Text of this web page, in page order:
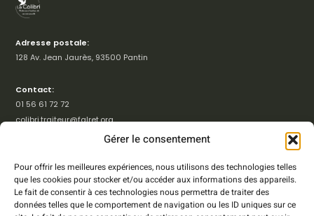
Gérer le consentement
Pour offrir les meilleures expériences, nous utilisons des technologies telles
que les cookies pour stocker et/ou accéder aux informations des appareils.
Le fait de consentir à ces technologies nous permettra de traiter des
données telles que le comportement de navigation ou les ID uniques sur ce
Adresse postale:
128 Av. Jean Jaurès, 93500 Pantin​
Contact:
01 56 61 72 72​
colibri.traiteur@falret.org
Navigation
Accueil
ESAT Colibri